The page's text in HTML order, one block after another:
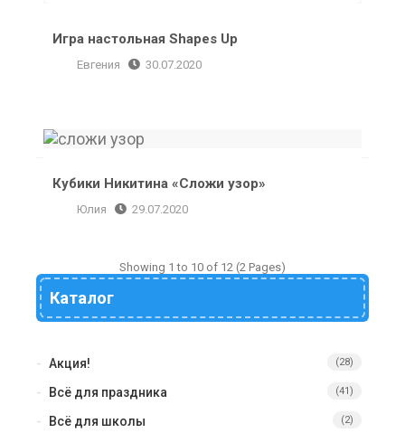
Игра настольная Shapes Up
Евгения 30.07.2020
Кубики Никитина «Сложи узор»
Юлия 29.07.2020
1
Showing 1 to 10 of 12 (2 Pages)
Каталог
Акция! (28)
Всё для праздника (41)
Всё для школы (2)